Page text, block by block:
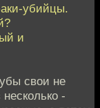
убийцы.
и
свои не
-